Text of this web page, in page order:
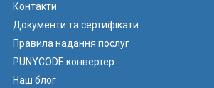
Контакти
Документи та сертифікати
Правила надання послуг
PUNYCODE конвертер
Наш блог